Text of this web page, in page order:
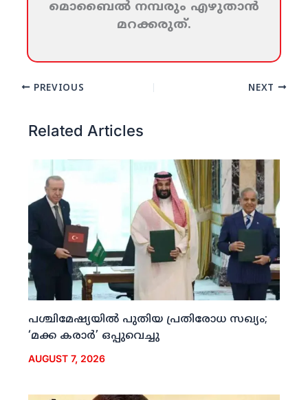
മൊബൈല്‍ നമ്പരും എഴുതാന്‍
മറക്കരുത്‌.
PREVIOUS NEXT
Related Articles
പശ്ചിമേഷ്യയില്‍ പുതിയ പ്രതിരോധ സഖ്യം;
‘മക്ക കരാര്‍’ ഒപ്പുവെച്ചു
AUGUST 7, 2026